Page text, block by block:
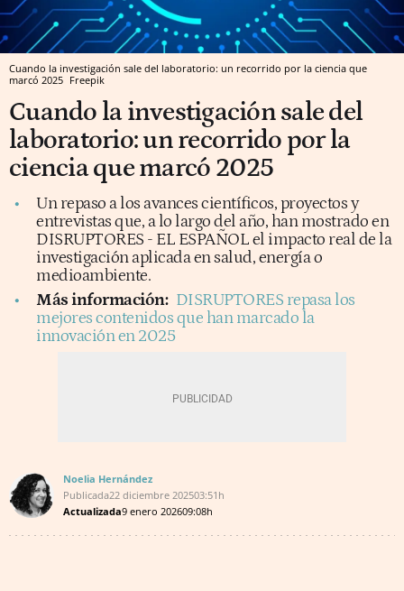
Cuando la investigación sale del laboratorio: un recorrido por la ciencia que
marcó 2025 Freepik
Cuando la investigación sale del
laboratorio: un recorrido por la
ciencia que marcó 2025
Un repaso a los avances científicos, proyectos y
entrevistas que, a lo largo del año, han mostrado en
DISRUPTORES - EL ESPAÑOL el impacto real de la
investigación aplicada en salud, energía o
medioambiente.
Más información: DISRUPTORES repasa los
mejores contenidos que han marcado la
innovación en 2025
Noelia Hernández
Publicada22 diciembre 202503:51h
Actualizada9 enero 202609:08h